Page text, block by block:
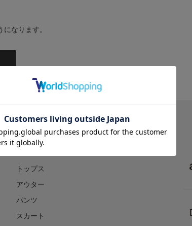
なります。
CATEGORY
トップス
アウター
パンツ
スカート